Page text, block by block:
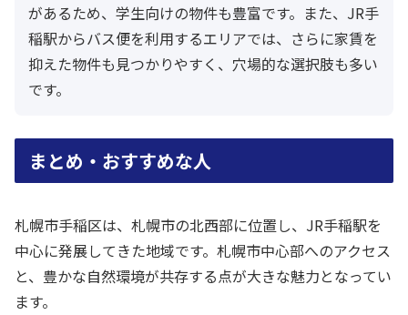
があるため、学生向けの物件も豊富です。また、JR手
稲駅からバス便を利用するエリアでは、さらに家賃を
抑えた物件も見つかりやすく、穴場的な選択肢も多い
です。
まとめ・おすすめな人
札幌市手稲区は、札幌市の北西部に位置し、JR手稲駅を
中心に発展してきた地域です。札幌市中心部へのアクセス
と、豊かな自然環境が共存する点が大きな魅力となってい
ます。